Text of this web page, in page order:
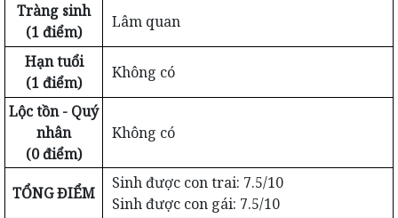
Tràng sinh
(1 điểm)
Lâm quan
Hạn tuổi
(1 điểm)
Không có
Lộc tồn - Quý
nhân
(0 điểm)
Không có
TỔNG ĐIỂM
Sinh được con trai: 7.5/10
Sinh được con gái: 7.5/10